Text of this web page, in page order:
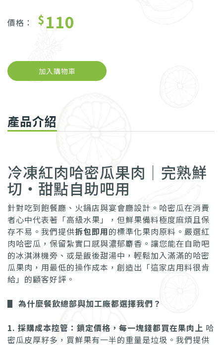
價格： $110
加入購物車
產品介紹
冷凍紅肉哈密瓜果肉｜完熟鮮
切・甜點自助吧用
針對吃到飽餐廳、火鍋店與宴會廳設計。哈密瓜在消費
者心中代表著「高級水果」，但鮮果備料極度麻煩且保
存不易。我們提供拆包即用的標準化果肉原料。嚴選紅
肉哈密瓜，保留紮實口感與濃郁麝香。讓您能在自助吧
的冰淇淋機旁、或是飯後甜湯中，輕鬆加入滿滿的哈密
瓜果肉，用最低的操作成本，創造出「這家店用料很肯
給」的顧客好評。
▋ 為什麼餐飲總部與加工廠都選擇我們？
1. 採購成本控管：鎖定價格，每一塊錢都買在果肉上 哈
密瓜皮厚籽多，買鮮果有一半的重量是垃圾。我們提供